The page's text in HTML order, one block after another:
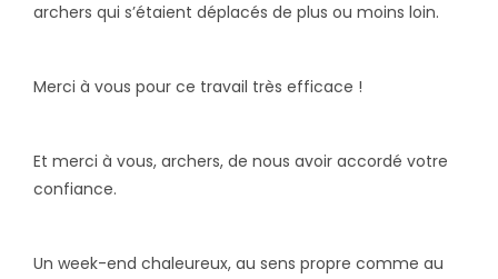
archers qui s’étaient déplacés de plus ou moins loin.
Merci à vous pour ce travail très efficace !
Et merci à vous, archers, de nous avoir accordé votre
confiance.
Un week-end chaleureux, au sens propre comme au